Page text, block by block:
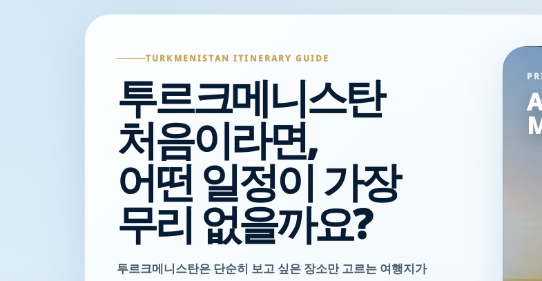
TURKMENISTAN ITINERARY GUIDE
투르크메니스탄
처음이라면,
어떤 일정이 가장
무리 없을까요?
투르크메니스탄은 단순히 보고 싶은 장소만 고르는 여행지가